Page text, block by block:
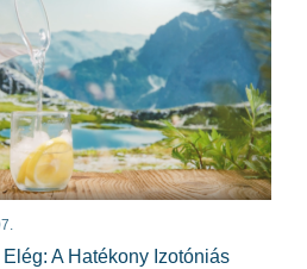
A Hatékony Izotóniás